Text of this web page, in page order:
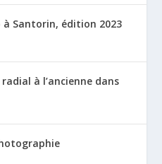
Santorin, édition 2023
à l’ancienne dans